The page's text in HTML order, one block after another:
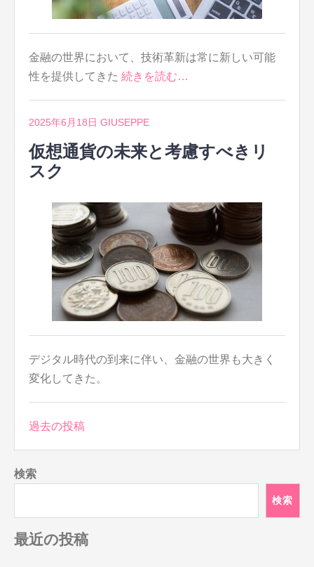
金融の世界において、技術革新は常に新しい可能
性を提供してきた 続きを読む…
2025年6月18日 GIUSEPPE
仮想通貨の未来と考慮すべきリ
スク
デジタル時代の到来に伴い、金融の世界も大きく
変化してきた。
投
ビ
シ
ョ
過去の投稿
検索
検索
最近の投稿